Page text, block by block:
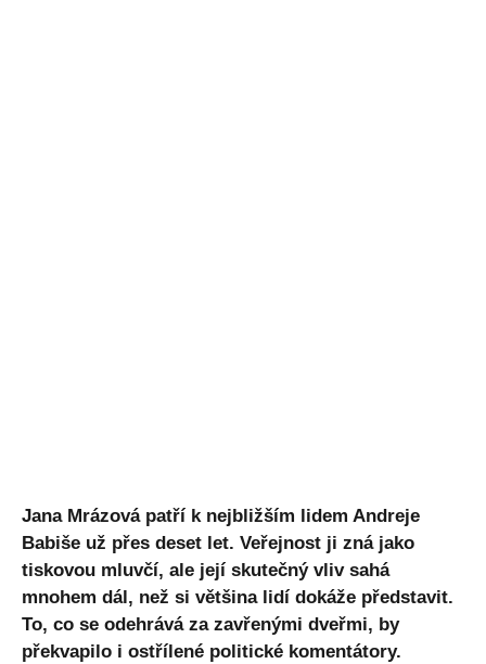
Jana Mrázová patří k nejbližším lidem Andreje
Babiše už přes deset let. Veřejnost ji zná jako
tiskovou mluvčí, ale její skutečný vliv sahá
mnohem dál, než si většina lidí dokáže představit.
To, co se odehrává za zavřenými dveřmi, by
překvapilo i ostřílené politické komentátory.